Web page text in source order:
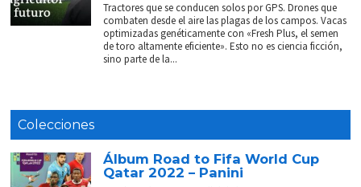
Tractores que se conducen solos por GPS. Drones que
combaten desde el aire las plagas de los campos. Vacas
optimizadas genéticamente con «Fresh Plus, el semen
de toro altamente eficiente». Esto no es ciencia ficción,
sino parte de la...
Colecciones
Álbum Road to Fifa World Cup
Qatar 2022 – Panini